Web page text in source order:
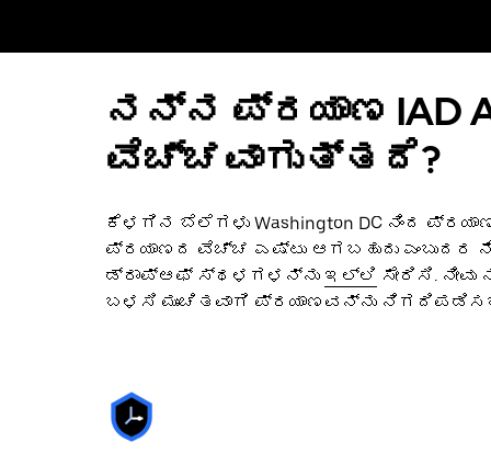
ನನ್ನ ಪ್ರಯಾಣ IAD
ವೆಚ್ಚವಾಗುತ್ತದೆ?
ಕೆಳಗಿನ ಬೆಲೆಗಳು Washington DC ನಿಂದ
ಪ್ರಯಾಣದ ವೆಚ್ಚ ಎಷ್ಟು ಆಗಬಹುದು ಎಂಬುದರ
ಡ್ರಾಪ್‌ಆಫ್ ಸ್ಥಳಗಳನ್ನು ಇಲ್ಲಿ ಸೇರಿಸಿ.
ಬಳಸಿ ಮುಂಚಿತವಾಗಿ ಪ್ರಯಾಣವನ್ನು